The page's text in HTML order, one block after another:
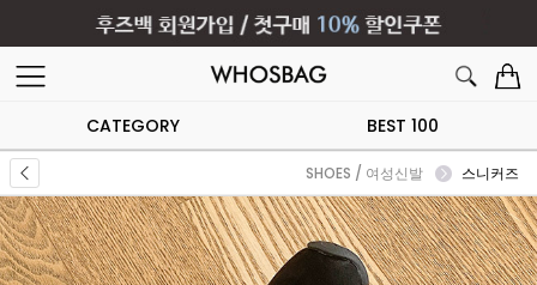
CATEGORY BEST 100
SHOES / 여성신발 스니커즈